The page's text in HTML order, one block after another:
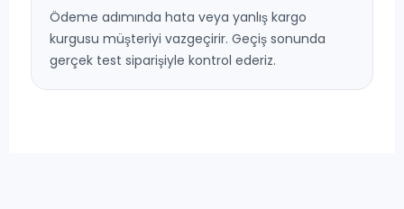
Ödeme adımında hata veya yanlış kargo
kurgusu müşteriyi vazgeçirir. Geçiş sonunda
gerçek test siparişiyle kontrol ederiz.